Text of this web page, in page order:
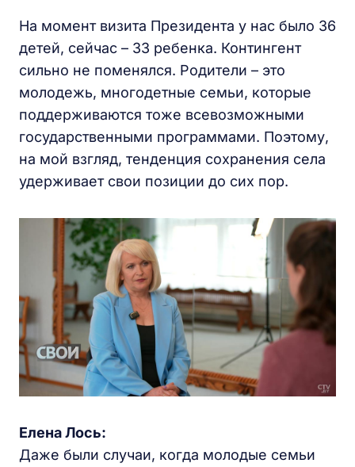
На момент визита Президента у нас было 36
детей, сейчас – 33 ребенка. Контингент
сильно не поменялся. Родители – это
молодежь, многодетные семьи, которые
поддерживаются тоже всевозможными
государственными программами. Поэтому,
на мой взгляд, тенденция сохранения села
удерживает свои позиции до сих пор.
Елена Лось:
Даже были случаи, когда молодые семьи